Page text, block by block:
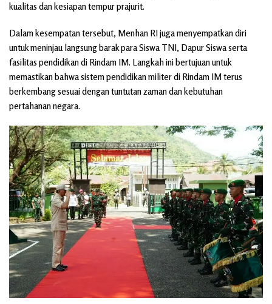
kualitas dan kesiapan tempur prajurit.
Dalam kesempatan tersebut, Menhan RI juga menyempatkan diri
untuk meninjau langsung barak para Siswa TNI, Dapur Siswa serta
fasilitas pendidikan di Rindam IM. Langkah ini bertujuan untuk
memastikan bahwa sistem pendidikan militer di Rindam IM terus
berkembang sesuai dengan tuntutan zaman dan kebutuhan
pertahanan negara.